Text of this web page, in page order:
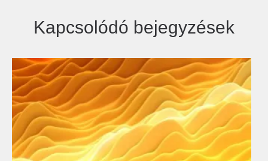
Kapcsolódó bejegyzések